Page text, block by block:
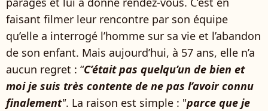
faisant filmer leur rencontre par son équipe
qu’elle a interrogé l’homme sur sa vie et l’abandon
de son enfant. Mais aujourd’hui, à 57 ans, elle n’a
aucun regret : “C’était pas quelqu’un de bien et
moi je suis très contente de ne pas l’avoir connu
finalement". La raison est simple : "parce que je